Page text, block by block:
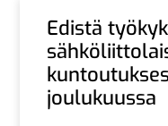
Edistä
joulukuussa